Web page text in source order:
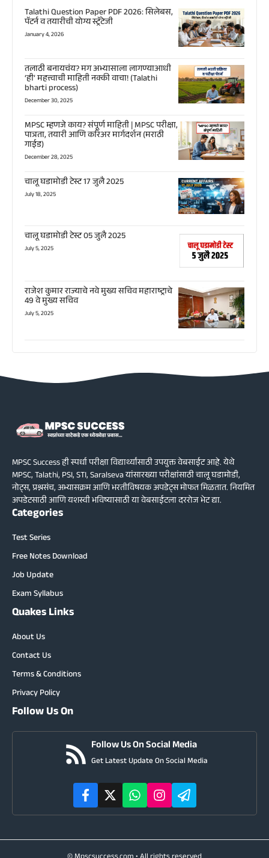
Talathi Question Paper PDF 2026: सिलेबस,
पॅटर्न व तयारीची योग्य स्ट्रॅटेजी
January 4, 2026
तलाठी बनायचंय? मग अभ्यासाला लागण्याआधी
‘ही’ महत्त्वाची माहिती नक्की वाचा! (Talathi
bharti process)
December 30, 2025
MPSC म्हणजे काय? संपूर्ण माहिती | MPSC परीक्षा,
पात्रता, तयारी आणि करिअर मार्गदर्शन (मराठी
गाईड)
December 28, 2025
चालू घडामोडी टेस्ट 17 जुलै 2025
July 18, 2025
चालू घडामोडी टेस्ट 05 जुलै 2025
July 5, 2025
राजेश कुमार राज्याचे नवे मुख्य सचिव महाराष्ट्राचे
49 वे मुख्य सचिव
July 5, 2025
MPSC Success ही स्पर्धा परीक्षा विद्यार्थ्यांसाठी उपयुक्त वेबसाईट आहे. येथे
MPSC, Talathi, PSI, STI, Saralseva यांसारख्या परीक्षांसाठी चालू घडामोडी,
नोट्स, प्रश्नसंच, अभ्यासक्रम आणि भरतीविषयक अपडेट्स मोफत मिळतात. नियमित
अपडेटसाठी आणि यशस्वी भविष्यासाठी या वेबसाईटला दररोज भेट द्या.
Categories
Test Series
Free Notes Download
Job Update
Exam Syllabus
Quakes Links
About Us
Contact Us
Terms & Conditions
Privacy Policy
Follow Us On
Follow Us On Social Media
Get Latest Update On Social Media